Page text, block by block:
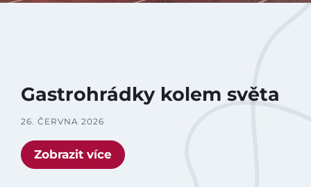
Gastrohrádky kolem světa
26. ČERVNA 2026
Zobrazit více